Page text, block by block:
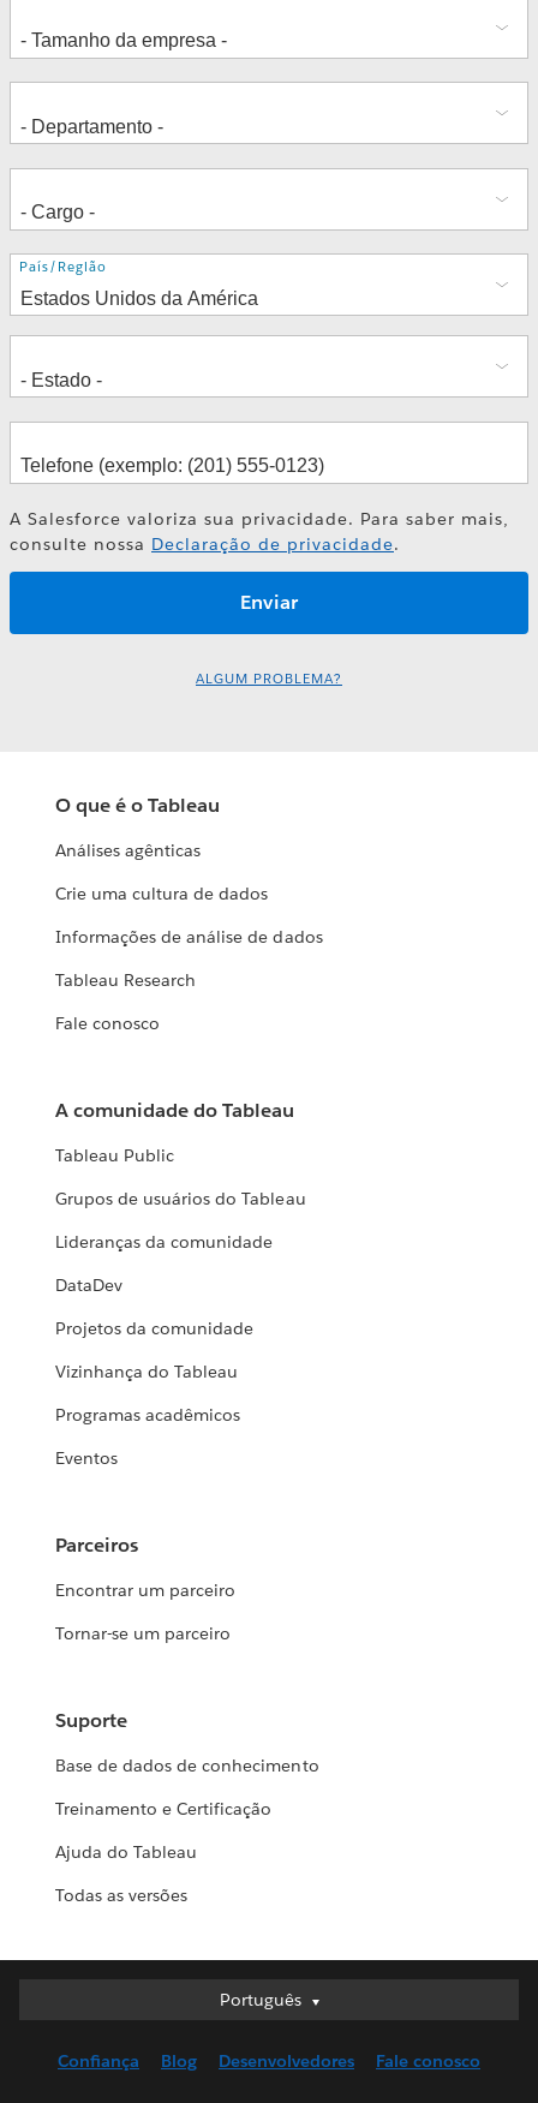
Endereço
País/Região
A Salesforce valoriza sua privacidade. Para saber mais,
consulte nossa Declaração de privacidade.
ALGUM PROBLEMA?
O que é o Tableau
Análises agênticas
Crie uma cultura de dados
Informações de análise de dados
Tableau Research
Fale conosco
A comunidade do Tableau
Tableau Public
Grupos de usuários do Tableau
Lideranças da comunidade
DataDev
Projetos da comunidade
Vizinhança do Tableau
Programas acadêmicos
Eventos
Parceiros
Encontrar um parceiro
Tornar-se um parceiro
Suporte
Base de dados de conhecimento
Treinamento e Certificação
Ajuda do Tableau
Todas as versões
Português
Português
English (UK)
Confiança Blog Desenvolvedores Fale conosco